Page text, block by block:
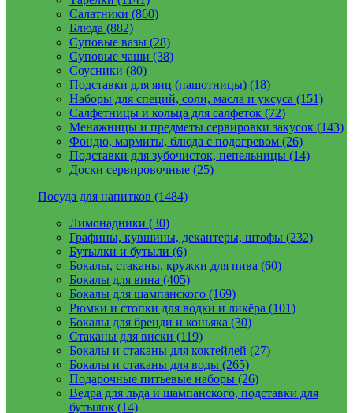
Салатники (860)
Блюда (882)
Суповые вазы (28)
Суповые чаши (38)
Соусники (80)
Подставки для яиц (пашотницы) (18)
Наборы для специй, соли, масла и уксуса (151)
Салфетницы и кольца для салфеток (72)
Менажницы и предметы сервировки закусок (143)
Фондю, мармиты, блюда с подогревом (26)
Подставки для зубочисток, пепельницы (14)
Доски сервировочные (25)
Посуда для напитков (1484)
Лимонадники (30)
Графины, кувшины, декантеры, штофы (232)
Бутылки и бутыли (6)
Бокалы, стаканы, кружки для пива (60)
Бокалы для вина (405)
Бокалы для шампанского (169)
Рюмки и стопки для водки и ликёра (101)
Бокалы для бренди и коньяка (30)
Стаканы для виски (119)
Бокалы и стаканы для коктейлей (27)
Бокалы и стаканы для воды (265)
Подарочные питьевые наборы (26)
Ведра для льда и шампанского, подставки для
бутылок (14)